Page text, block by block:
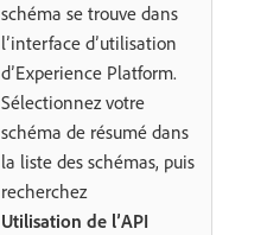
schéma se trouve dans
l’interface d’utilisation
d’Experience Platform.
Sélectionnez votre
schéma de résumé dans
la liste des schémas, puis
recherchez
Utilisation de l’API